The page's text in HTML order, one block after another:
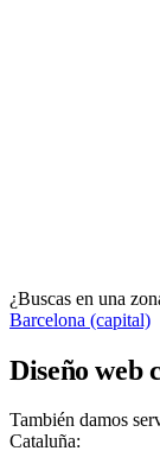
Quiero mi panel
¿Buscas en una
Barcelona (capital)
Diseño web
También damos
Cataluña: